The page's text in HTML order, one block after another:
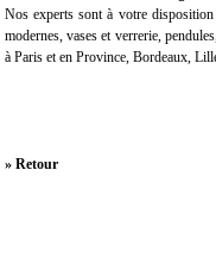
Nos experts sont à votre
modernes, vases et verrerie,
à Paris et en Province, Bordeaux,
» Retour